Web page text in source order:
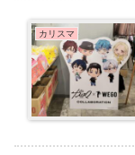
カリスマ